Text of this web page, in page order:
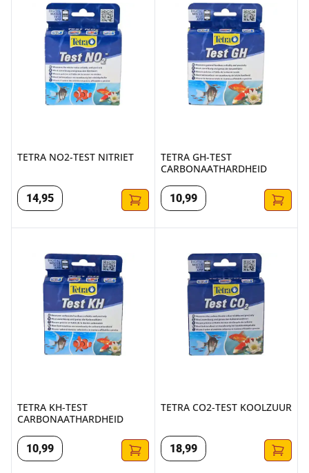
TETRA NO2-TEST NITRIET
14,95
TETRA GH-TEST
CARBONAATHARDHEID
10,99
TETRA KH-TEST
CARBONAATHARDHEID
10,99
TETRA CO2-TEST KOOLZUUR
18,99